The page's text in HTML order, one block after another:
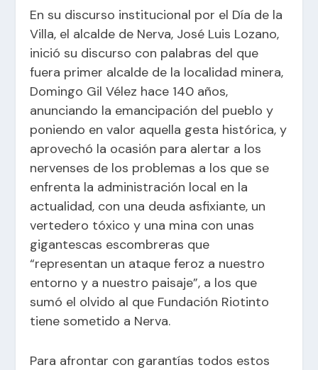
En su discurso institucional por el Día de la
Villa, el alcalde de Nerva, José Luis Lozano,
inició su discurso con palabras del que
fuera primer alcalde de la localidad minera,
Domingo Gil Vélez hace 140 años,
anunciando la emancipación del pueblo y
poniendo en valor aquella gesta histórica, y
aprovechó la ocasión para alertar a los
nervenses de los problemas a los que se
enfrenta la administración local en la
actualidad, con una deuda asfixiante, un
vertedero tóxico y una mina con unas
gigantescas escombreras que
“representan un ataque feroz a nuestro
entorno y a nuestro paisaje”, a los que
sumó el olvido al que Fundación Riotinto
tiene sometido a Nerva.
Para afrontar con garantías todos estos